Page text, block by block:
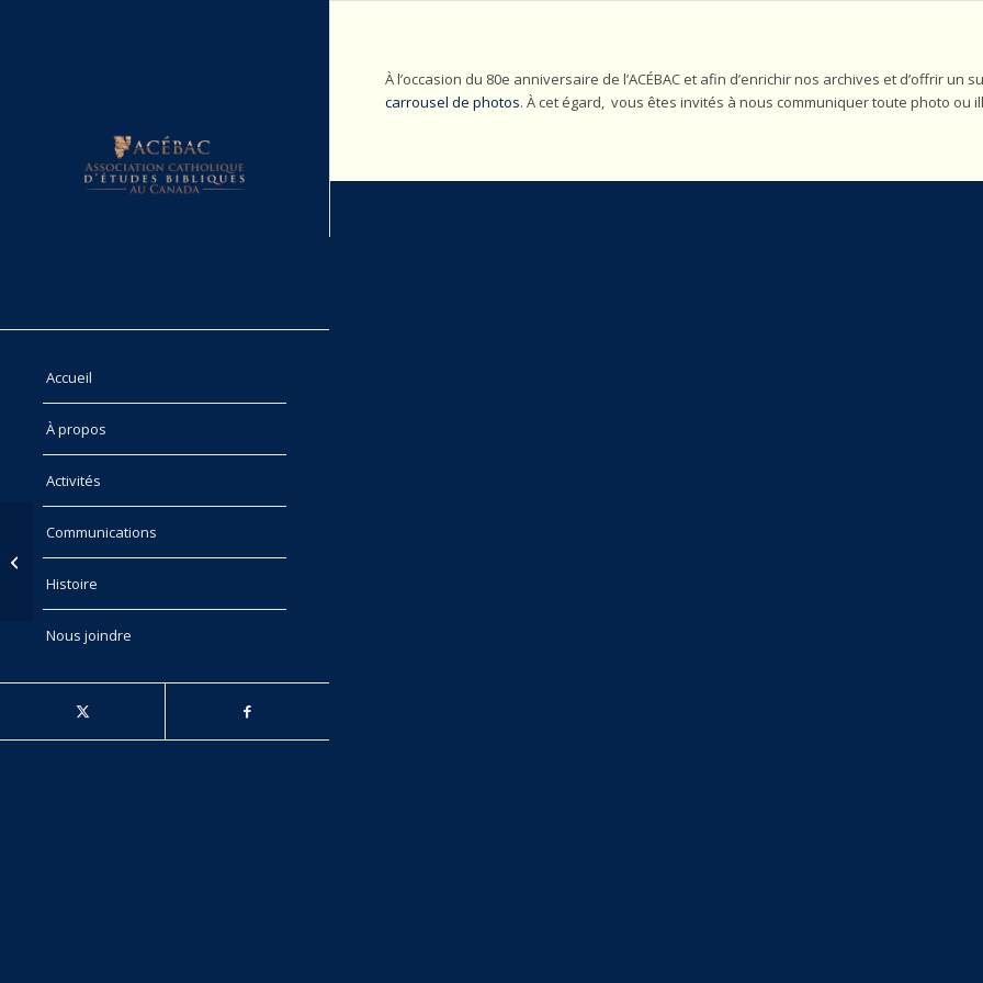
Accueil
À propos
Activités
Communications
Histoire
Nous joindre
À l’occasion du 80e anniversaire de l’ACÉBAC et afin d’enrichir nos archives et d’offrir
carrousel de photos. À cet égard, vous êtes invités à nous communiquer toute photo